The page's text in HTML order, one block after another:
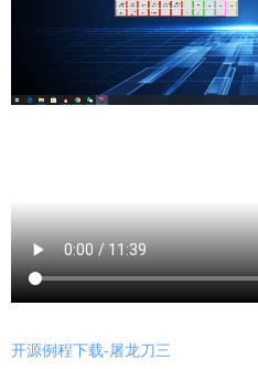
开源例程下载-屠龙刀三